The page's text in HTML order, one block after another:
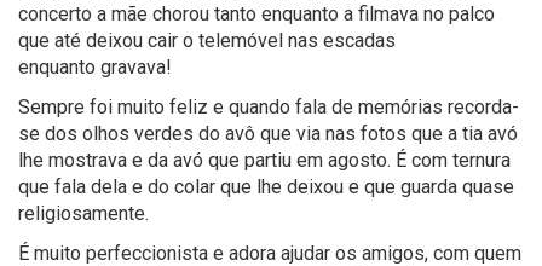
concerto a mãe chorou tanto enquanto a filmava no palco
que até deixou cair o telemóvel nas escadas
enquanto gravava!
Sempre foi muito feliz e quando fala de memórias recorda-
se dos olhos verdes do avô que via nas fotos que a tia avó
lhe mostrava e da avó que partiu em agosto. É com ternura
que fala dela e do colar que lhe deixou e que guarda quase
religiosamente.
É muito perfeccionista e adora ajudar os amigos, com quem